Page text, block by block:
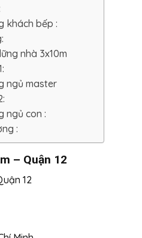
khách bếp :
nhà 3x10m
ngủ master
ngủ con :
:
– Quận 12
12